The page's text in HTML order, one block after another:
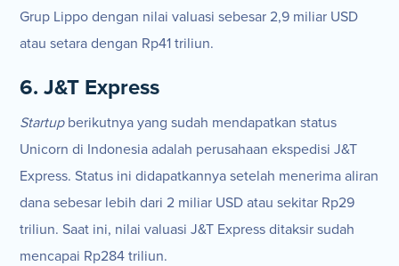
Grup Lippo dengan nilai valuasi sebesar 2,9 miliar USD
atau setara dengan Rp41 triliun.
6. J&T Express
Startupberikutnya yang sudah mendapatkan status
Unicorn di Indonesia adalah perusahaan ekspedisi J&T
Express. Status ini didapatkannya setelah menerima aliran
dana sebesar lebih dari 2 miliar USD atau sekitar Rp29
triliun. Saat ini, nilai valuasi J&T Express ditaksir sudah
mencapai Rp284 triliun.